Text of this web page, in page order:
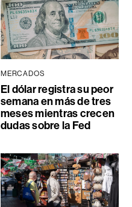
MERCADOS
El dólar registra su peor
semana en más de tres
meses mientras crecen
dudas sobre la Fed